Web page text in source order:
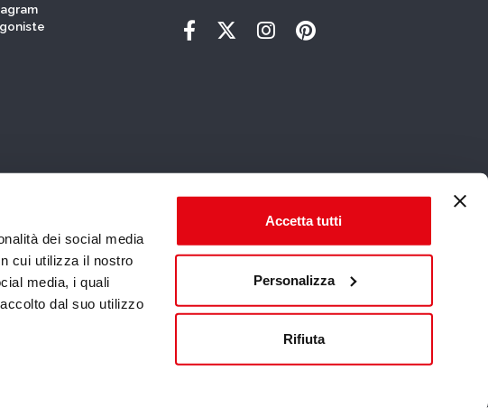
dei social media
cui utilizza il nostro
media, i quali
dal suo utilizzo
Accetta tutti
Personalizza
Rifiuta